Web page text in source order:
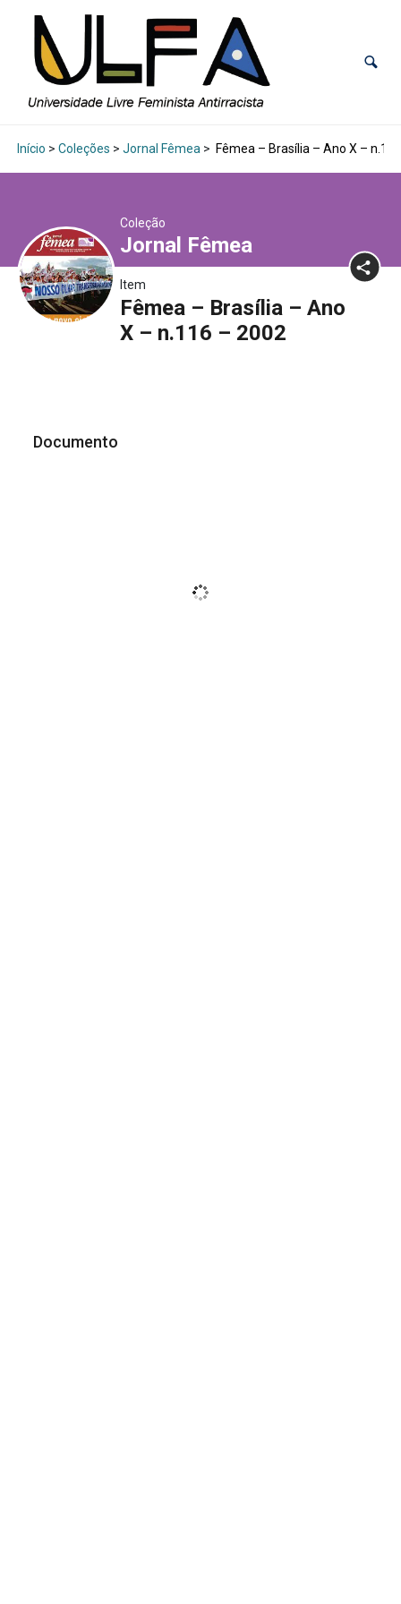
Início > Coleções > Jornal Fêmea > Fêmea – Brasília – Ano X –
Coleção
Jornal Fêmea
Item
Fêmea – Brasília – Ano
X – n.116 – 2002
Documento